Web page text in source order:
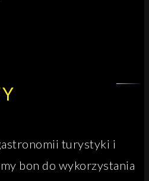
turystyki i
bon do wykorzystania